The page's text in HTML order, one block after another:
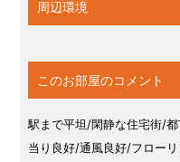
周辺環境
このお部屋のコメント
駅まで平坦/閑静な住宅街/
当り良好/通風良好/フロー